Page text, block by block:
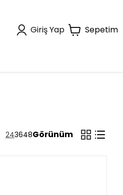
Giriş Yap Sepetim
243648Görünüm